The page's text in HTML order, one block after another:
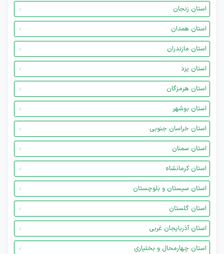
استان زنجان
استان همدان
استان مازندران
استان یزد
استان هرمزگان
استان بوشهر
استان خراسان جنوبی
استان سمنان
استان کرمانشاه
استان سیستان و بلوچستان
استان گلستان
استان آذربایجان غربی
استان چهارمحال و بختیاری